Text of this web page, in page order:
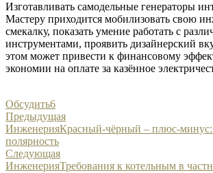
Изготавливать самодельные генераторы
Мастеру приходится мобилизовать свою
смекалку, показать умение работать с
инструментами, проявить дизайнерский
этом может привести к финансовому
экономии на оплате за казённое
Обсудить6
Предыдущая
ИнженерияКрасный-чёрный – плюс-минус:
полярность
Следующая
ИнженерияТребования к котельным в